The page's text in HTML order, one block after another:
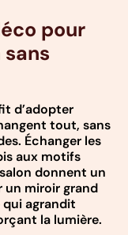
pour
d’adopter
tout, sans
Échanger les
aux motifs
donnent un
un miroir grand
agrandit
la lumière.